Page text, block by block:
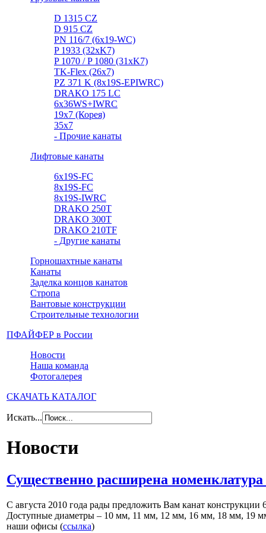
D 1315 CZ
D 915 CZ
PN 116/7 (6x19-WC)
P 1933 (32xK7)
P 1070 / P 1080 (31xK7)
TK-Flex (26x7)
PZ 371 K (8x19S-EPIWRC)
DRAKO 175 LC
6x36WS+IWRC
19x7 (Корея)
35x7
- Прочие канаты
Лифтовые канаты
6x19S-FC
8x19S-FC
8x19S-IWRC
DRAKO 250T
DRAKO 300T
DRAKO 210TF
- Другие канаты
Горношахтные канаты
Канаты
Заделка концов канатов
Стропа
Вантовые конструкции
Строительные технологии
ПФАЙФЕР в России
Новости
Наша команда
Фотогалерея
СКАЧАТЬ КАТАЛОГ
Искать...
Новости
Существенно расширена
С августа 2010 года рады предложить Вам канат
Доступные диаметры – 10 мм, 11 мм, 12 мм, 16 мм, 18 мм, 19
наши офисы (ссылка)